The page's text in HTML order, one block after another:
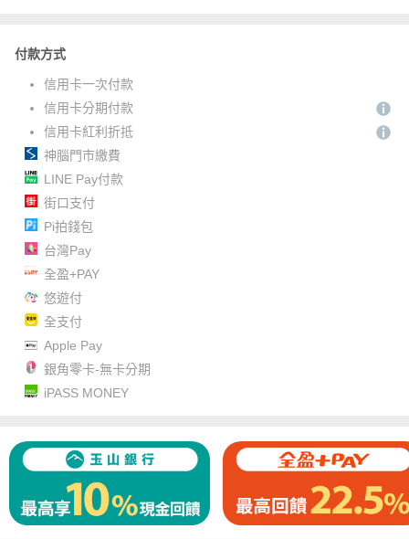
付款方式
信用卡一次付款
信用卡分期付款
信用卡紅利折抵
神腦門市繳費
LINE Pay付款
街口支付
Pi拍錢包
台灣Pay
全盈+PAY
悠遊付
全支付
Apple Pay
銀角零卡-無卡分期
iPASS MONEY